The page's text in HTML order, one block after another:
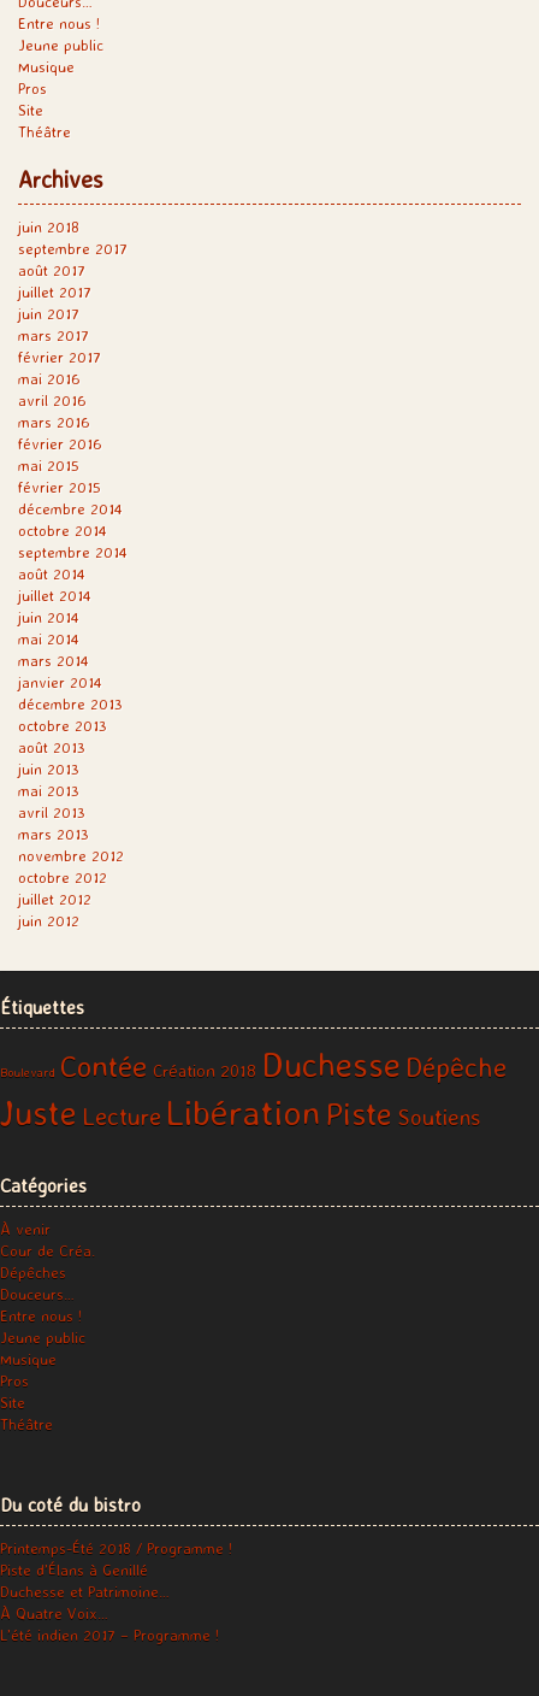
Entre nous !
Jeune public
Musique
Pros
Site
Théâtre
Archives
juin 2018
septembre 2017
août 2017
juillet 2017
juin 2017
mars 2017
février 2017
mai 2016
avril 2016
mars 2016
février 2016
mai 2015
février 2015
décembre 2014
octobre 2014
septembre 2014
août 2014
juillet 2014
juin 2014
mai 2014
mars 2014
janvier 2014
décembre 2013
octobre 2013
août 2013
juin 2013
mai 2013
avril 2013
mars 2013
novembre 2012
octobre 2012
juillet 2012
juin 2012
Étiquettes
Boulevard Contée Création 2018 Duchesse Dépêche
Juste Lecture Libération Piste Soutiens
Catégories
À venir
Cour de Créa.
Dépêches
Douceurs…
Entre nous !
Jeune public
Musique
Pros
Site
Théâtre
Du coté du bistro
Printemps-Été 2018 / Programme !
Piste d’Élans à Genillé
Duchesse et Patrimoine…
À Quatre Voix…
L’été indien 2017 – Programme !